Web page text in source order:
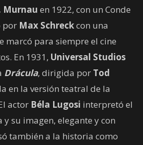
Murnau en 1922, con un Conde
por Max Schreckcon una
marcó para siempre el cine
En 1931, Universal Studios
Drácula, dirigida por Tod
en la versión teatral de la
actor Béla Lugosi interpretó el
su imagen, elegante y con
también a la historia como